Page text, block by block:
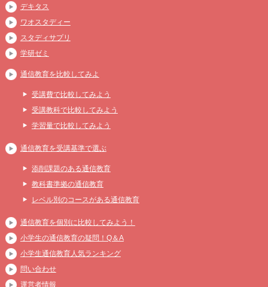
デキタス
ワオスタディー
スタディサプリ
学研ゼミ
通信教育を比較してみよ
受講費で比較してみよう
受講教科で比較してみよう
学習量で比較してみよう
通信教育を受講基準で選ぶ
添削課題のある通信教育
教科書準拠の通信教育
レベル別のコースがある通信教育
通信教育を個別に比較してみよう！
小学生の通信教育の疑問！Q＆A
小学生通信教育人気ランキング
問い合わせ
運営者情報